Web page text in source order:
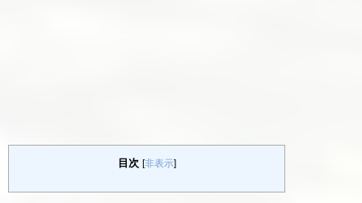
目次 [非表示]